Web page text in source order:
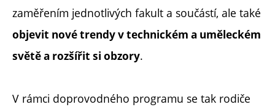
zaměřením jednotlivých fakult a součástí, ale také
objevit nové trendy v technickém a uměleckém
světě a rozšířit si obzory.
V rámci doprovodného programu se tak rodiče